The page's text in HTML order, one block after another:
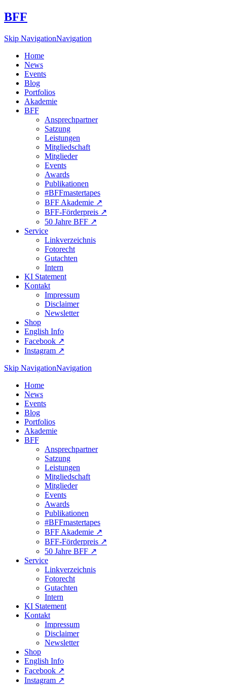
BFF
Skip NavigationNavigation
Home
News
Events
Blog
Portfolios
Akademie
BFF
Ansprechpartner
Satzung
Leistungen
Mitgliedschaft
Mitglieder
Events
Awards
Publikationen
#BFFmastertapes
BFF Akademie ↗︎
BFF-Förderpreis ↗︎
50 Jahre BFF ↗︎
Service
Linkverzeichnis
Fotorecht
Gutachten
Intern
KI Statement
Kontakt
Impressum
Disclaimer
Newsletter
Shop
English Info
Facebook ↗︎
Instagram ↗︎
Skip NavigationNavigation
Home
News
Events
Blog
Portfolios
Akademie
BFF
Ansprechpartner
Satzung
Leistungen
Mitgliedschaft
Mitglieder
Events
Awards
Publikationen
#BFFmastertapes
BFF Akademie ↗︎
BFF-Förderpreis ↗︎
50 Jahre BFF ↗︎
Service
Linkverzeichnis
Fotorecht
Gutachten
Intern
KI Statement
Kontakt
Impressum
Disclaimer
Newsletter
Shop
English Info
Facebook ↗︎
Instagram ↗︎